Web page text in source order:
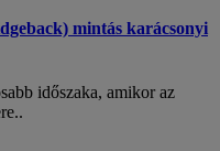
mintás karácsonyi
időszaka, amikor az